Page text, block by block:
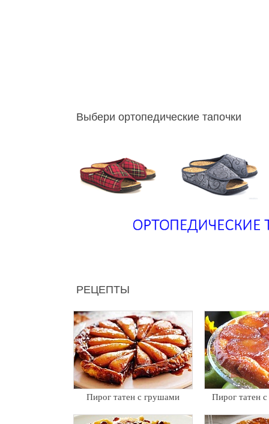
Выбери ортопедические тапочки
РЕЦЕПТЫ
Пирог татен с грушами Пирог татен